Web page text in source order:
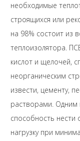
необходимые
строящихся или
на 98% состоит из
теплоизолятора.
кислот и щелочей,
неорганическим
извести, цементу,
растворами. Одним
способность нести
нагрузку при